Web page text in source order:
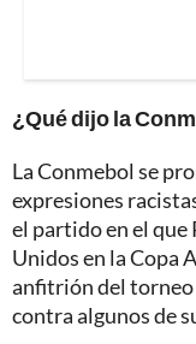
¿Qué dijo la
La Conmebol se
expresiones
el partido en el que
Unidos en la Copa
anfitrión del
contra algunos de